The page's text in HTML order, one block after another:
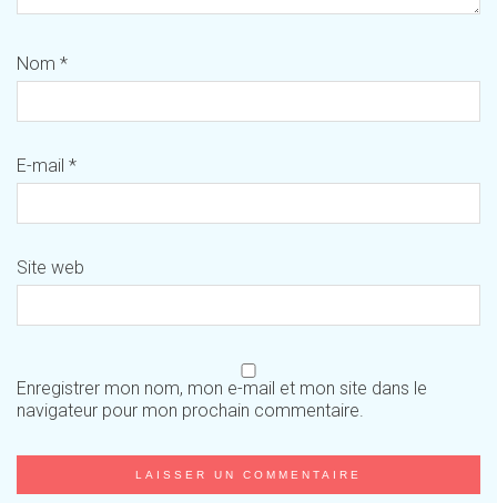
Nom *
E-mail *
Site web
Enregistrer mon nom, mon e-mail et mon site dans le
navigateur pour mon prochain commentaire.